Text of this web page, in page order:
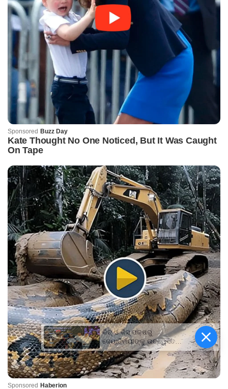
କିଟ୍‍ ଓ କିସ୍‍ ପକ୍ଷରୁ
ଜ୍ୟୋତିର୍ମୟୀଙ୍କୁ ଉଚ୍ଛ୍ୱସିତ
ସମ୍ବର୍ଦ୍ଧନା; ୫ଲକ୍ଷ ଟଙ୍କାର
ପ୍ରୋତ୍ସାହନ ରାଶି ପ୍ରଦାନ